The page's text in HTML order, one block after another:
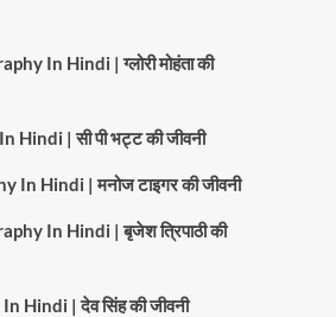
In Hindi | ग्लोरी मोहंता की
| सी पी भट्ट की जीवनी
Hindi | मनोज टाइगर की जीवनी
In Hindi | बृजेश त्रिपाठी की
Hindi | देव सिंह की जीवनी